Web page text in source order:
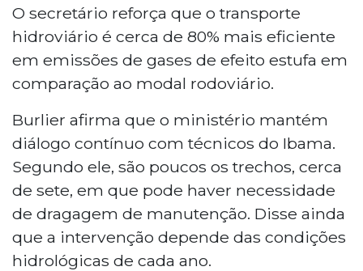
O secretário reforça que o transporte
hidroviário é cerca de 80% mais eficiente
em emissões de gases de efeito estufa em
comparação ao modal rodoviário.
Burlier afirma que o ministério mantém
diálogo contínuo com técnicos do Ibama.
Segundo ele, são poucos os trechos, cerca
de sete, em que pode haver necessidade
de dragagem de manutenção. Disse ainda
que a intervenção depende das condições
hidrológicas de cada ano.